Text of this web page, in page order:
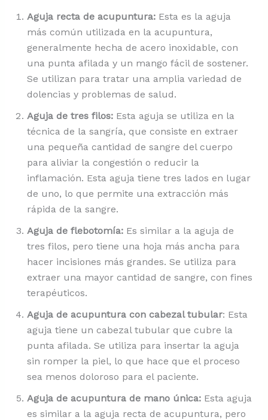
Aguja recta de acupuntura:Esta es la aguja
más común utilizada en la acupuntura,
generalmente hecha de acero inoxidable, con
una punta afilada y un mango fácil de sostener.
Se utilizan para tratar una amplia variedad de
dolencias y problemas de salud.
Aguja de tres filos:Esta aguja se utiliza en la
técnica de la sangría, que consiste en extraer
una pequeña cantidad de sangre del cuerpo
para aliviar la congestión o reducir la
inflamación. Esta aguja tiene tres lados en lugar
de uno, lo que permite una extracción más
rápida de la sangre.
Aguja de flebotomía:Es similar a la aguja de
tres filos, pero tiene una hoja más ancha para
hacer incisiones más grandes. Se utiliza para
extraer una mayor cantidad de sangre, con fines
terapéuticos.
Aguja de acupuntura con cabezal tubular: Esta
aguja tiene un cabezal tubular que cubre la
punta afilada. Se utiliza para insertar la aguja
sin romper la piel, lo que hace que el proceso
sea menos doloroso para el paciente.
Aguja de acupuntura de mano única:Esta aguja
es similar a la aguja recta de acupuntura, pero